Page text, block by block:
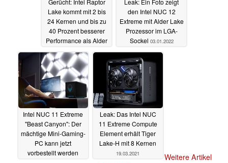
Gerücht: Intel Raptor
Lake kommt mit 2 bis
24 Kernen und bis zu
40 Prozent besserer
Performance als Alder
Lake21.02.2022
Leak: Ein Foto zeigt
den Intel NUC 12
Extreme mit Alder Lake
Prozessor im LGA-
Sockel 03.01.2022
Intel NUC 11 Extreme
"Beast Canyon": Der
mächtige Mini-Gaming-
PC kann jetzt
vorbestellt werden
Leak: Das Intel NUC
11 Extreme Compute
Element erhält Tiger
Lake-H mit 8 Kernen
19.03.2021
Weitere Artikel